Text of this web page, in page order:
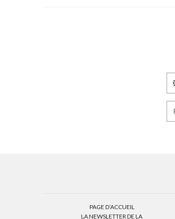
PAGE D’ACCUEIL
LA NEWSLETTER DE LA